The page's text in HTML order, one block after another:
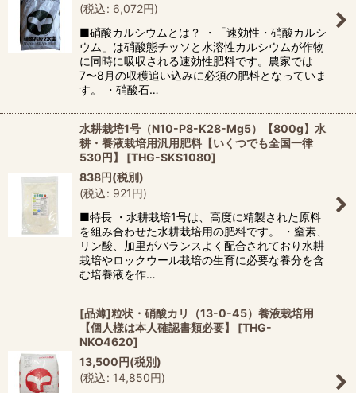
絞り込む
(税込: 6,072円)
■硝酸カルシウムとは？ ・「速効性・硝酸カルシ
ウム」は硝酸態チッソと水溶性カルシウムが作物
に同時に吸収される速効性肥料です。農家では
7〜8月の収穫追い込みに必須の肥料となっていま
す。 ・硝酸石…
水耕栽培1号（N10-P8-K28-Mg5）【800g】水
耕・養液栽培用汎用肥料【いくつでも全国一律
530円】
[THG-SKS1080]
838円(税別)
(税込: 921円)
■特長 ・水耕栽培1号は、高度に精製された原料
を組み合わせた水耕栽培用の肥料です。 ・窒素、
リン酸、加里がバランスよく配合されており水耕
栽培やロックウール栽培の生育に必要な養分を含
む培養液を作…
[品薄]粒状・硝酸カリ（13-0-45）養液栽培用
【個人様は本人確認書類必要】
[THG-
NKO4620]
13,500円(税別)
(税込: 14,850円)